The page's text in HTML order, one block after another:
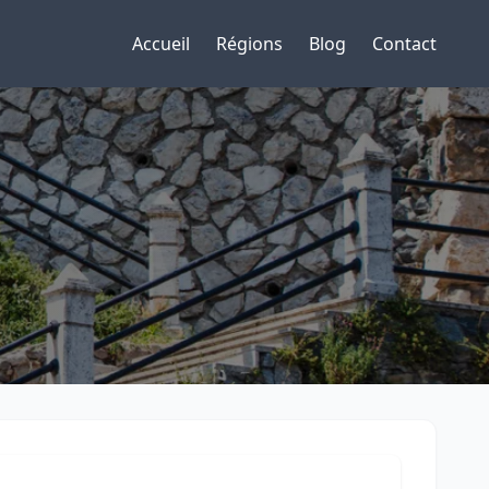
Accueil Régions Blog Contact